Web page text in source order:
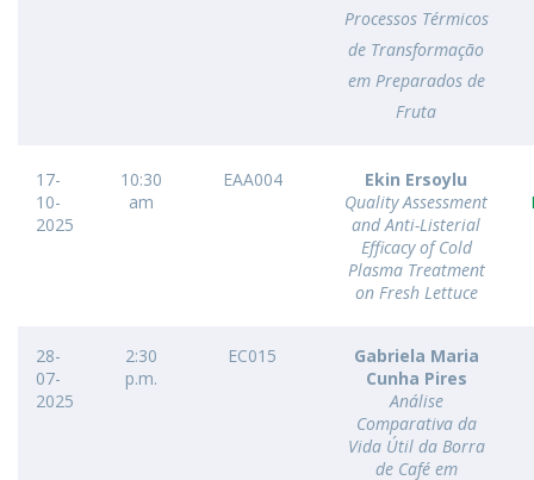
Processos Térmicos
de Transformação
em Preparados de
Fruta
17-
10-
2025
10:30
am
EAA004
Ekin Ersoylu
Quality Assessment
and Anti-Listerial
Efficacy of Cold
Plasma Treatment
on Fresh Lettuce
28-
07-
2025
2:30
p.m.
EC015
Gabriela Maria
Cunha Pires
Análise
Comparativa da
Vida Útil da Borra
de Café em